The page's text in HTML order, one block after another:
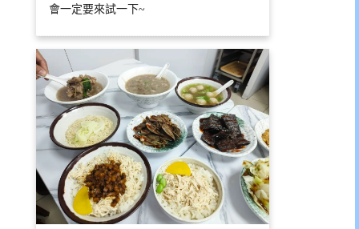
會一定要來試一下~